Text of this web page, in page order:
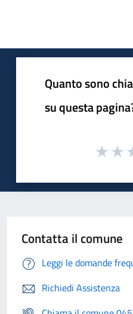
Quanto sono
su questa
Contatta il comune
Leggi le domande
Richiedi Assistenza